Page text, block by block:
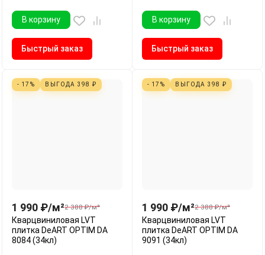
В корзину
Быстрый заказ
В корзину
Быстрый заказ
- 17% ВЫГОДА 398 ₽
1 990 ₽/м²2 388 ₽/м²
Кварцвиниловая LVT
плитка DeART OPTIM DA
8084 (34кл)
- 17% ВЫГОДА 398 ₽
1 990 ₽/м²2 388 ₽/м²
Кварцвиниловая LVT
плитка DeART OPTIM DA
9091 (34кл)